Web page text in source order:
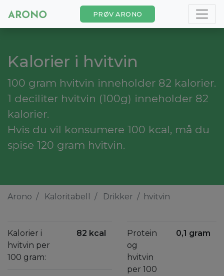
PRØV ARONO
Kalorier i hvitvin
100 gram hvitvin inneholder 82 kalorier.
1 deciliter hvitvin (100g) inneholder 82
kalorier.
Hvis du vil konsumere 100 kcal, må du
spise 120 gram hvitvin.
Arono Kaloritabell Drikker hvitvin
Kalorier i
hvitvin per
100 gram:
82 kcal
Protein
og
hvitvin
per 100
0,1 gram